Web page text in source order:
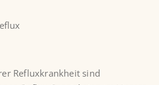
Refluxkrankheit sind